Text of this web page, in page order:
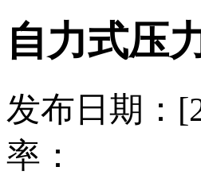
自力式压
发布日期：
率：